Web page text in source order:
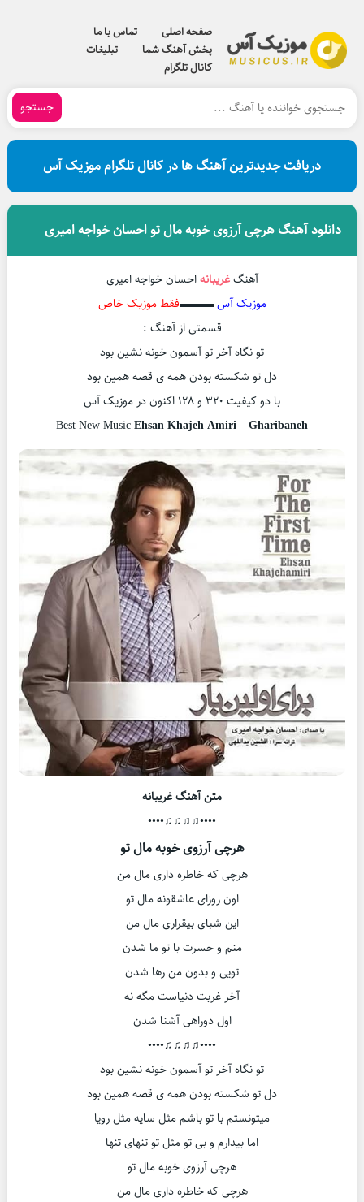
صفحه اصلی
تماس با ما
پخش آهنگ شما
تبلیغات
کانال تلگرام
جستجو
دریافت جدیدترین آهنگ ها در کانال تلگرام موزیک آس
دانلود آهنگ هرچی آرزوی خوبه مال تو احسان خواجه امیری
آهنگغریبانه احسان خواجه امیری
موزیک آس▬▬▬فقط موزیک خاص
قسمتی از آهنگ :
تو نگاه آخر تو آسمون خونه نشین بود
دل تو شکسته بودن همه ی قصه همین بود
با دو کیفیت ۳۲۰ و ۱۲۸ اکنون در موزیک آس
Best New MusicEhsan Khajeh Amiri – Gharibaneh
متن آهنگ غریبانه
••••♫♫♫♫••••
هرچی آرزوی خوبه مال تو
هرچی که خاطره داری مال من
اون روزای عاشقونه مال تو
این شبای بیقراری مال من
منم و حسرت با تو ما شدن
تویی و بدون من رها شدن
آخر غربت دنیاست مگه نه
اول دوراهی آشنا شدن
••••♫♫♫♫••••
تو نگاه آخر تو آسمون خونه نشین بود
دل تو شکسته بودن همه ی قصه همین بود
میتونستم با تو باشم مثل سایه مثل رویا
اما بیدارم و بی تو مثل تو تنهای تنها
هرچی آرزوی خوبه مال تو
هرچی که خاطره داری مال من